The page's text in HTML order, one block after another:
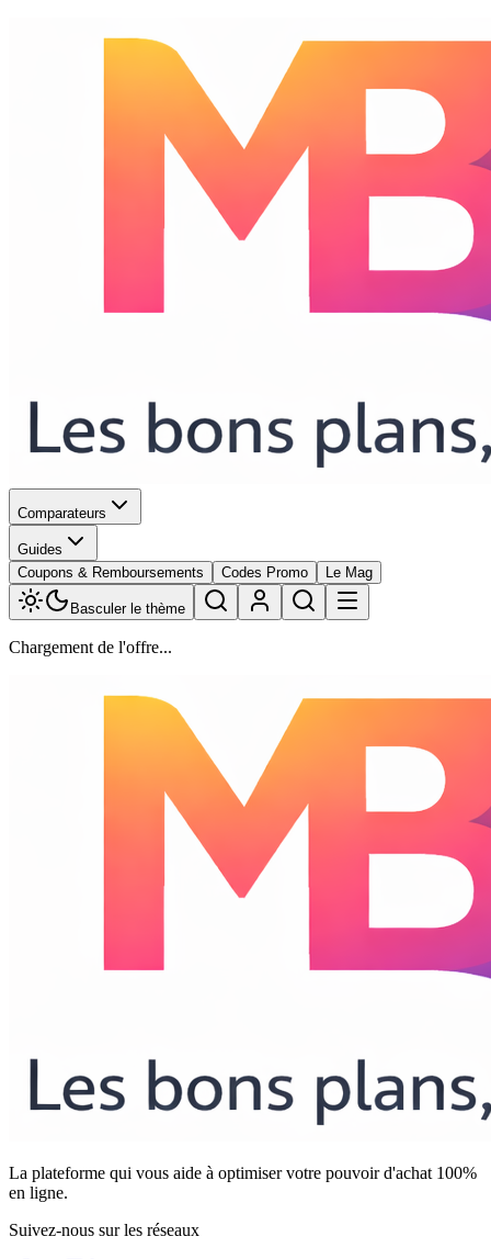
Comparateurs
Guides
Coupons & Remboursements
Codes Promo Le Mag
Basculer le thème
Chargement de l'offre...
La plateforme qui vous aide à optimiser votre pouvoir d'achat 100%
en ligne.
Suivez-nous sur les réseaux